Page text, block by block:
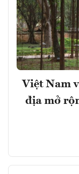
Việt Nam
địa mở